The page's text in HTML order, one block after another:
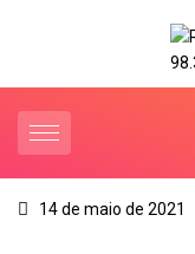
14 de maio de 2021